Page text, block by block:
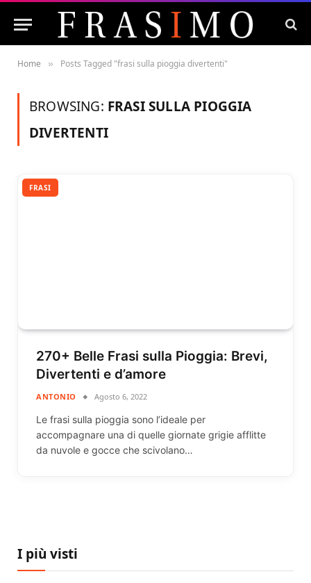
Home » Posts Tagged "frasi sulla pioggia divertenti"
BROWSING: FRASI SULLA PIOGGIA
DIVERTENTI
FRASI
270+ Belle Frasi sulla Pioggia: Brevi,
Divertenti e d’amore
ANTONIO Agosto 6, 2022
Le frasi sulla pioggia sono l’ideale per
accompagnare una di quelle giornate grigie afflitte
da nuvole e gocce che scivolano…
I più visti